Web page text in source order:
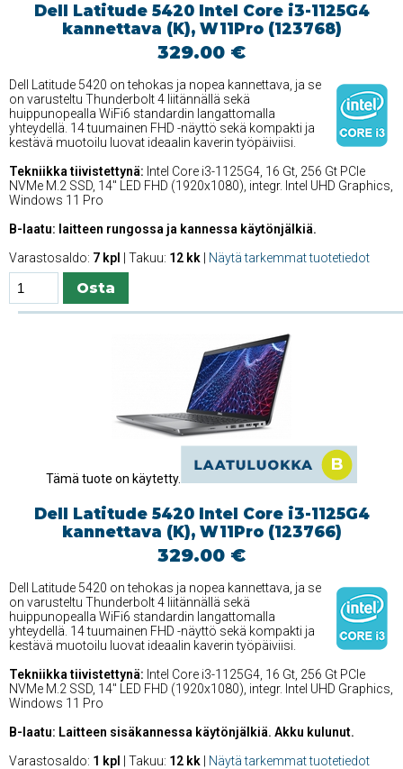
Dell Latitude 5420 Intel Core i3-1125G4
kannettava (K), W11Pro (123768)
329.00 €
Dell Latitude 5420 on tehokas ja nopea kannettava, ja se
on varusteltu Thunderbolt 4 liitännällä sekä
huippunopealla WiFi6 standardin langattomalla
yhteydellä. 14 tuumainen FHD -näyttö sekä kompakti ja
kestävä muotoilu luovat ideaalin kaverin työpäiviisi.
Tekniikka tiivistettynä: Intel Core i3-1125G4, 16 Gt, 256 Gt PCIe
NVMe M.2 SSD, 14'' LED FHD (1920x1080), integr. Intel UHD Graphics,
Windows 11 Pro
B-laatu: laitteen rungossa ja kannessa käytönjälkiä.
Varastosaldo: 7 kpl | Takuu: 12 kk Näytä tarkemmat tuotetiedot
Tämä tuote on käytetty.
Dell Latitude 5420 Intel Core i3-1125G4
kannettava (K), W11Pro (123766)
329.00 €
Dell Latitude 5420 on tehokas ja nopea kannettava, ja se
on varusteltu Thunderbolt 4 liitännällä sekä
huippunopealla WiFi6 standardin langattomalla
yhteydellä. 14 tuumainen FHD -näyttö sekä kompakti ja
kestävä muotoilu luovat ideaalin kaverin työpäiviisi.
Tekniikka tiivistettynä: Intel Core i3-1125G4, 16 Gt, 256 Gt PCIe
NVMe M.2 SSD, 14'' LED FHD (1920x1080), integr. Intel UHD Graphics,
Windows 11 Pro
B-laatu: Laitteen sisäkannessa käytönjälkiä. Akku kulunut.
Varastosaldo: 1 kpl | Takuu: 12 kk Näytä tarkemmat tuotetiedot